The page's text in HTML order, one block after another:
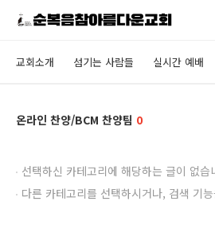
교회소개 섬기는 사람들 실시간 예배
온라인 찬양/BCM 찬양팀 0
선택하신 카테고리에 해당하는 글이 없습
다른 카테고리를 선택하시거나, 검색 기